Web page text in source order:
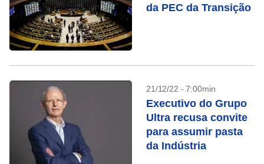
da PEC da Transição
21/12/22 - 7:00min
Executivo do Grupo
Ultra recusa convite
para assumir pasta
da Indústria